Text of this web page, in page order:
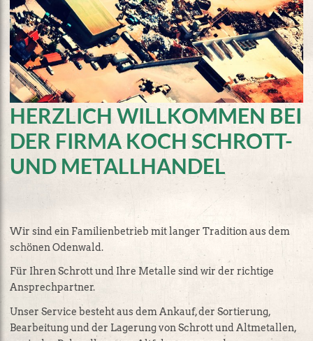
HERZLICH WILLKOMMEN BEI
DER FIRMA KOCH SCHROTT-
UND METALLHANDEL
Wir sind ein Familienbetrieb mit langer Tradition aus dem
schönen Odenwald.
Für Ihren Schrott und Ihre Metalle sind wir der richtige
Ansprechpartner.
Unser Service besteht aus dem Ankauf, der Sortierung,
Bearbeitung und der Lagerung von Schrott und Altmetallen,